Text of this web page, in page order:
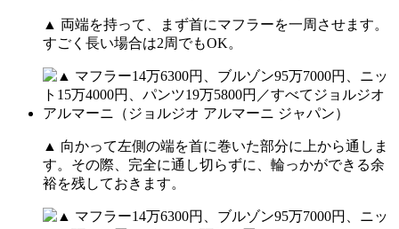
▲ 両端を持って、まず首にマフラーを一周させます。
すごく長い場合は2周でもOK。
▲ 向かって左側の端を首に巻いた部分に上から通しま
す。その際、完全に通し切らずに、輪っかができる余
裕を残しておきます。